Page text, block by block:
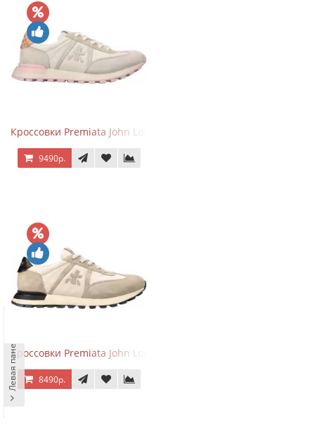
Кроссовки Premiata John Low Sand Gray
9490р.
Кроссовки Premiata John Low Sand Light Brown
8490р.
Левая панель